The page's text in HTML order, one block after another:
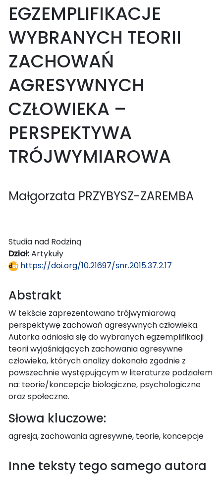
EGZEMPLIFIKACJE
WYBRANYCH TEORII
ZACHOWAŃ
AGRESYWNYCH
CZŁOWIEKA –
PERSPEKTYWA
TRÓJWYMIAROWA
Małgorzata PRZYBYSZ-ZAREMBA
Studia nad Rodziną
Dział:Artykuły
https://doi.org/10.21697/snr.2015.37.2.17
Abstrakt
W tekście zaprezentowano trójwymiarową
perspektywę zachowań agresywnych człowieka.
Autorka odniosła się do wybranych egzemplifikacji
teorii wyjaśniających zachowania agresywne
człowieka, których analizy dokonała zgodnie z
powszechnie występującym w literaturze podziałem
na: teorie/koncepcje biologiczne, psychologiczne
oraz społeczne.
Słowa kluczowe:
agresja, zachowania agresywne, teorie, koncepcje
Inne teksty tego samego autora